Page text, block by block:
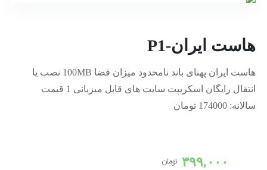
هاست ایران-P1
هاست ایران پهنای باند نامحدود میزان فضا 100MB نصب یا
انتقال رایگان اسکریپت سایت های قابل میزبانی 1 قیمت
سالانه: 174000 تومان
۳۹۹,۰۰۰ تومان